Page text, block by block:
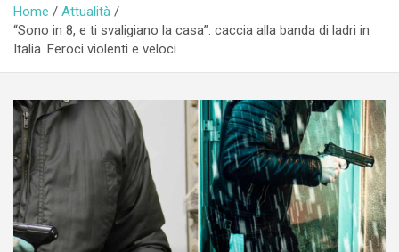
Home
Attualità
“Sono in 8, e ti svaligiano la casa”: caccia alla banda di ladri in
Italia. Feroci violenti e veloci